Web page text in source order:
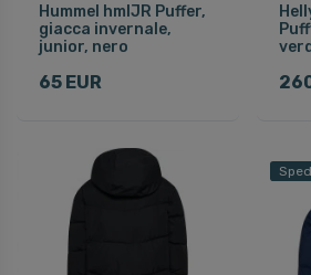
Hummel hmlJR Puffer,
giacca invernale,
junior, nero
65 EUR